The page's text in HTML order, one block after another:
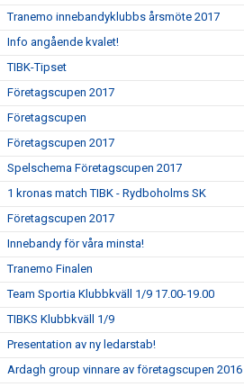
Tranemo innebandyklubbs årsmöte 2017
Info angående kvalet!
TIBK-Tipset
Företagscupen 2017
Företagscupen
Företagscupen 2017
Spelschema Företagscupen 2017
1 kronas match TIBK - Rydboholms SK
Företagscupen 2017
Innebandy för våra minsta!
Tranemo Finalen
Team Sportia Klubbkväll 1/9 17.00-19.00
TIBKS Klubbkväll 1/9
Presentation av ny ledarstab!
Ardagh group vinnare av företagscupen 2016